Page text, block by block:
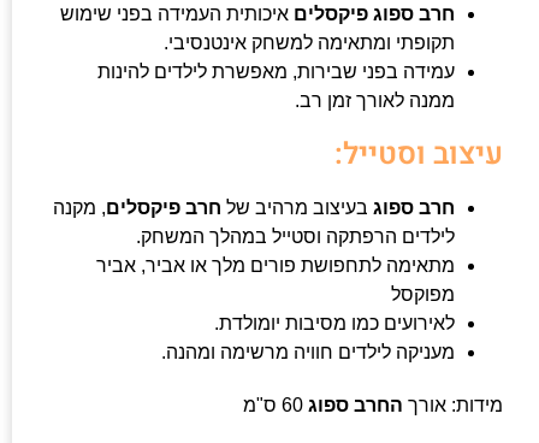
חרב ספוג פיקסלים איכותית העמידה בפני שימוש
תקופתי ומתאימה למשחק אינטנסיבי.
עמידה בפני שבירות, מאפשרת לילדים להינות
ממנה לאורך זמן רב.
עיצוב וסטייל:
חרב ספוג בעיצוב מרהיב של חרב פיקסלים, מקנה
לילדים הרפתקה וסטייל במהלך המשחק.
מתאימה לתחפושת פורים מלך או אביר, אביר
מפוקסל
לאירועים כמו מסיבות יומולדת.
מעניקה לילדים חוויה מרשימה ומהנה.
מידות: אורך החרב ספוג